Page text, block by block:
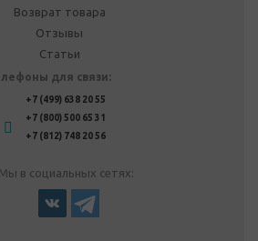
Возврат товара
Отзывы
Статьи
для связи:
+7 (499) 638 20 55
+7 (800) 500 65 31
+7 (812) 748 20 56
Мы в социальных сетях: